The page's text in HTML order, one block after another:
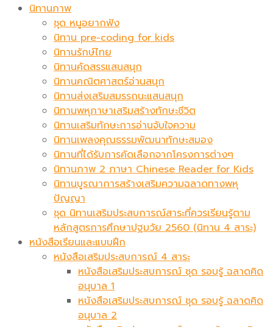
นิทานภาพ
ชุด หนูอยากฟัง
นิทาน pre-coding for kids
นิทานรักษ์ไทย
นิทานคัดสรรแสนสนุก
นิทานคณิตศาสตร์อ่านสนุก
นิทานส่งเสริมสมรรถนะแสนสนุก
นิทานพหุภาษาเสริมสร้างทักษะชีวิต
นิทานเสริมทักษะการอ่านจับใจความ
นิทานเพลงคุณธรรมพัฒนาทักษะสมอง
นิทานที่ได้รับการคัดเลือกจากโครงการต่างๆ
นิทานภาพ 2 ภาษา Chinese Reader for Kids
นิทานบูรณาการสร้างเสริมความฉลาดทางพหุ
ปัญญา
ชุด นิทานเสริมประสบการณ์สาระที่ควรเรียนรู้ตาม
หลักสูตรการศึกษาปฐมวัย 2560 (นิทาน 4 สาระ)
หนังสือเรียนและแบบฝึก
หนังสือเสริมประสบการณ์ 4 สาระ
หนังสือเสริมประสบการณ์ ชุด รอบรู้ ฉลาดคิด
อนุบาล 1
หนังสือเสริมประสบการณ์ ชุด รอบรู้ ฉลาดคิด
อนุบาล 2